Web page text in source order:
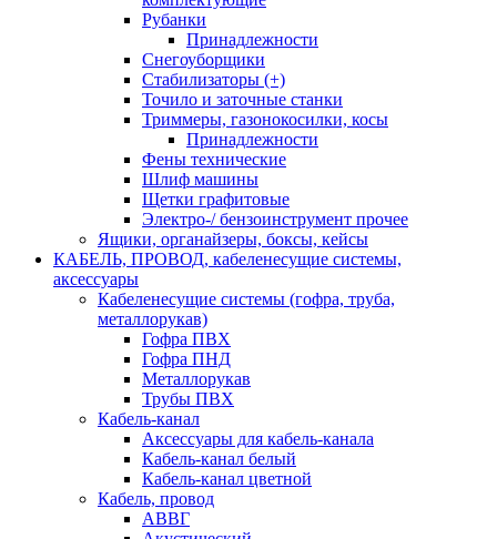
Рубанки
Принадлежности
Снегоуборщики
Стабилизаторы (+)
Точило и заточные станки
Триммеры, газонокосилки, косы
Принадлежности
Фены технические
Шлиф машины
Щетки графитовые
Электро-/ бензоинструмент прочее
Ящики, органайзеры, боксы, кейсы
КАБЕЛЬ, ПРОВОД, кабеленесущие системы,
аксессуары
Кабеленесущие системы (гофра, труба,
металлорукав)
Гофра ПВХ
Гофра ПНД
Металлорукав
Трубы ПВХ
Кабель-канал
Аксессуары для кабель-канала
Кабель-канал белый
Кабель-канал цветной
Кабель, провод
АВВГ